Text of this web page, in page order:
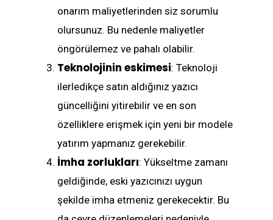
onarım maliyetlerinden siz sorumlu
olursunuz. Bu nedenle maliyetler
öngörülemez ve pahalı olabilir.
Teknolojinin eskimesi: Teknoloji
ilerledikçe satın aldığınız yazıcı
güncelliğini yitirebilir ve en son
özelliklere erişmek için yeni bir modele
yatırım yapmanız gerekebilir.
İmha zorlukları: Yükseltme zamanı
geldiğinde, eski yazıcınızı uygun
şekilde imha etmeniz gerekecektir. Bu